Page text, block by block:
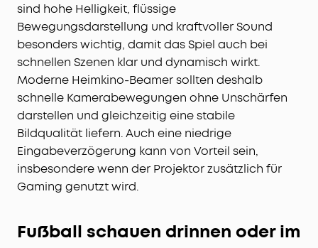
sind hohe Helligkeit, flüssige
Bewegungsdarstellung und kraftvoller Sound
besonders wichtig, damit das Spiel auch bei
schnellen Szenen klar und dynamisch wirkt.
Moderne Heimkino-Beamer sollten deshalb
schnelle Kamerabewegungen ohne Unschärfen
darstellen und gleichzeitig eine stabile
Bildqualität liefern. Auch eine niedrige
Eingabeverzögerung kann von Vorteil sein,
insbesondere wenn der Projektor zusätzlich für
Gaming genutzt wird.
Fußball schauen drinnen oder im